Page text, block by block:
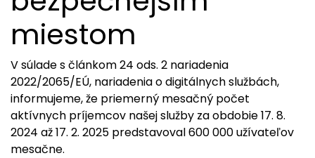
miestom
V súlade s článkom 24 ods. 2 nariadenia
2022/2065/EÚ, nariadenia o digitálnych službách,
informujeme, že priemerný mesačný počet
aktívnych príjemcov našej služby za obdobie 17. 8.
2024 až 17. 2. 2025 predstavoval 600 000 užívateľov
mesačne.